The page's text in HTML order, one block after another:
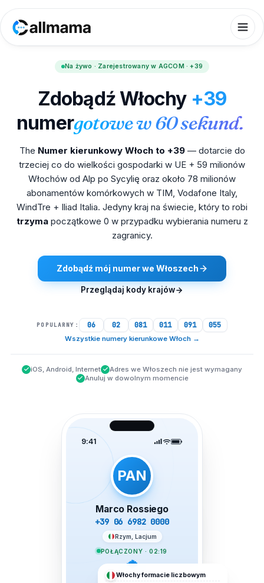
Na żywo · Zarejestrowany w AGCOM · +39
Zdobądź Włochy +39
numergotowe w 60 sekund.
The Numer kierunkowy Włoch to +39— dotarcie do
trzeciej co do wielkości gospodarki w UE + 59 milionów
Włochów od Alp po Sycylię oraz około 78 milionów
abonamentów komórkowych w TIM, Vodafone Italy,
WindTre + Iliad Italia. Jedyny kraj na świecie, który to robi
trzymapoczątkowe 0 w przypadku wybierania numeru z
zagranicy.
Zdobądź mój numer we Włoszech
Przeglądaj kody krajów
POPULARNY: 06 02 081 011 091 055
Wszystkie numery kierunkowe Włoch→
iOS, Android, Internet
Adres we Włoszech nie jest wymagany
Anuluj w dowolnym momencie
9:41
PAN
Marco Rossiego
+39 06 6982 0000
Rzym, Lacjum
POŁĄCZONY · 02:19
Włochyformacie liczbowym